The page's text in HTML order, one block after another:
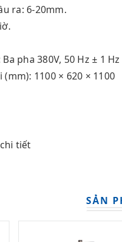
ra: 6-20mm.
pha 380V, 50 Hz ± 1 Hz
1100 × 620 × 1100
tiết
SẢN